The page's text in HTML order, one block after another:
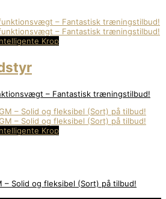
Krop
– Fantastisk træningstilbud!
Krop
– Solid og fleksibel (Sort) på tilbud!